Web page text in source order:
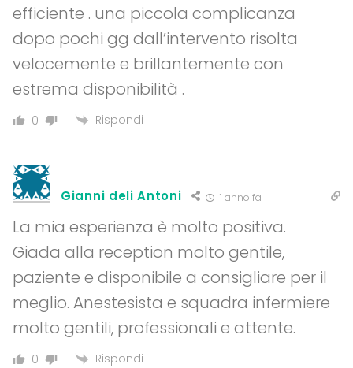
efficiente . una piccola complicanza
dopo pochi gg dall’intervento risolta
velocemente e brillantemente con
estrema disponibilità .
0 Rispondi
Gianni deli Antoni 1 anno fa
La mia esperienza è molto positiva.
Giada alla reception molto gentile,
paziente e disponibile a consigliare per il
meglio. Anestesista e squadra infermiere
molto gentili, professionali e attente.
0 Rispondi